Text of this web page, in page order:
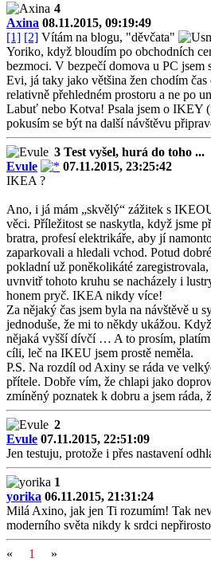
4
Axina 08.11.2015, 09:19:49
[1] [2] Vítám na blogu, "děvčata"
Yoriko, když bloudím po obchodních
bezmoci. V bezpečí domova u PC jsem
Evi, já taky jako většina žen chodím
relativně přehledném prostoru a ne po
Labuť nebo Kotva! Psala jsem o IKEY
pokusím se být na další návštěvu
3 Test vyšel, hurá do toho ...
Evule
07.11.2015, 23:25:42
IKEA ?
Ano, i já mám „skvělý“ zážitek s
věci. Příležitost se naskytla, když jsme
bratra, profesí elektrikáře, aby jí
zaparkovali a hledali vchod. Potud
pokladní už poněkolikáté
uvnvitř tohoto kruhu se nacházely i
honem pryč. IKEA nikdy více!
Za nějaký čas jsem byla na návštěvě u
jednoduše, že mi to někdy ukážou.
nějaká vyšší dívčí … A to prosím, platím
cíli, leč na IKEU jsem prostě neměla.
P.S. Na rozdíl od Axiny se ráda ve
přítele. Dobře vím, že chlapi jako
zmíněný poznatek k dobru a jsem ráda,
2
Evule 07.11.2015, 22:51:09
Jen testuju, protože i přes nastavení
1
yorika 06.11.2015, 21:31:24
Milá Axino, jak jen Ti rozumím! Tak
moderního světa nikdy k srdci
« 1 »